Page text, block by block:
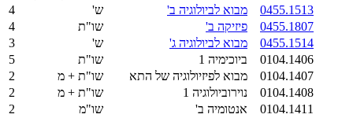
0455.1513
מבוא לביולוגיה ב' ש'
4
0455.1807
פיזיקה ב' שו"ת
4
0455.1514
מבוא לביולוגיה ג' ש'
3
0104.1406
ביוכימיה 1 שו"ת
5
0104.1407
מבוא לפיזיולוגיה של התא שו"ת + מ
2
0104.1408
נוירוביולוגיה 1 שו"ת + מ
2
0104.1411
אנטומיה ב' שו"מ 2